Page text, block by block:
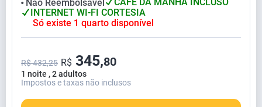
⬤ Não Reembolsável
INTERNET WI-FI CORTESIA
Só existe 1 quarto disponível
1 noite , 2 adultos
R$ 432,25 R$ 345,80
Impostos e taxas não inclusos